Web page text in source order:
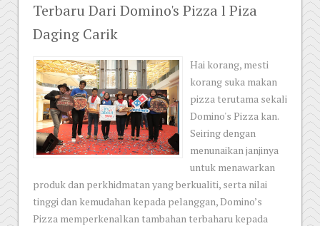
Terbaru Dari Domino's Pizza l Piza
Daging Carik
Hai korang, mesti
korang suka makan
pizza terutama sekali
Domino's Pizza kan.
Seiring dengan
menunaikan janjinya
untuk menawarkan
produk dan perkhidmatan yang berkualiti, serta nilai
tinggi dan kemudahan kepada pelanggan, Domino’s
Pizza memperkenalkan tambahan terbaharu kepada